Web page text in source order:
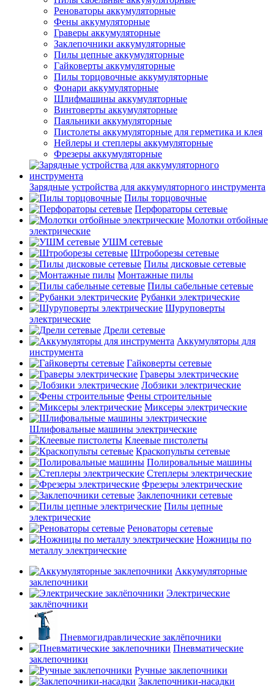
Реноваторы аккумуляторные
Фены аккумуляторные
Граверы аккумуляторные
Заклепочники аккумуляторные
Пилы цепные аккумуляторные
Гайковерты аккумуляторные
Пилы торцовочные аккумуляторные
Фонари аккумуляторные
Шлифмашины аккумуляторные
Винтоверты аккумуляторные
Паяльники аккумуляторные
Пистолеты аккумуляторные для герметика и клея
Нейлеры и степлеры аккумуляторные
Фрезеры аккумуляторные
Зарядные устройства для аккумуляторного инструмента
Пилы торцовочные
Перфораторы сетевые
Молотки отбойные
электрические
УШМ сетевые
Штроборезы сетевые
Пилы дисковые сетевые
Монтажные пилы
Пилы сабельные сетевые
Рубанки электрические
Шуруповерты
электрические
Дрели сетевые
Аккумуляторы для
инструмента
Гайковерты сетевые
Граверы электрические
Лобзики электрические
Фены строительные
Миксеры электрические
Шлифовальные машины электрические
Клеевые пистолеты
Краскопульты сетевые
Полировальные машины
Степлеры электрические
Фрезеры электрические
Заклепочники сетевые
Пилы цепные
электрические
Реноваторы сетевые
Ножницы по
металлу электрические
Аккумуляторные
заклепочники
Электрические
заклёпочники
Пневмогидравлические заклёпочники
Пневматические
заклепочники
Ручные заклепочники
Заклепочники-насадки